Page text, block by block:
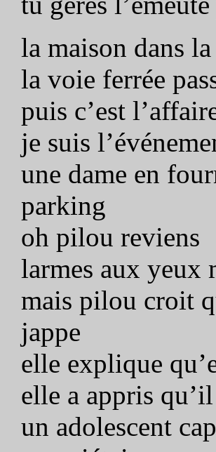
la maison dans
la voie ferrée
puis c’est
je suis
une dame en
parking
oh pilou reviens
larmes aux yeux
mais pilou croit
jappe
elle explique
elle a appris
un adolescent